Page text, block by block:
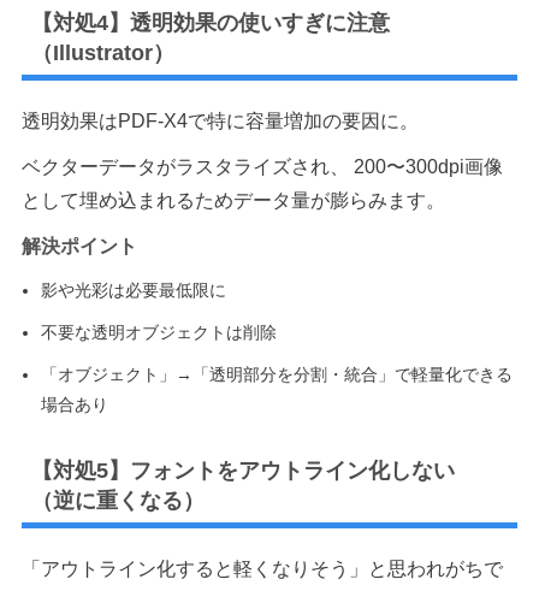
【対処4】透明効果の使いすぎに注意
（Illustrator）
透明効果はPDF-X4で特に容量増加の要因に。
ベクターデータがラスタライズされ、 200〜300dpi画像
として埋め込まれるためデータ量が膨らみます。
解決ポイント
影や光彩は必要最低限に
不要な透明オブジェクトは削除
「オブジェクト」→「透明部分を分割・統合」で軽量化できる
場合あり
【対処5】フォントをアウトライン化しない
（逆に重くなる）
「アウトライン化すると軽くなりそう」と思われがちで